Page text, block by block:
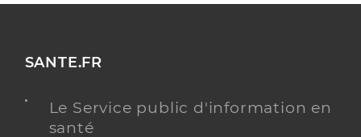
SANTE.FR
Le Service public d'information en
santé